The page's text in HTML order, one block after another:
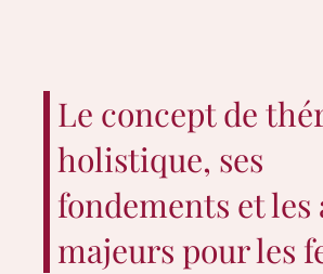
Le concept de
holistique, ses
fondements et les
majeurs pour les